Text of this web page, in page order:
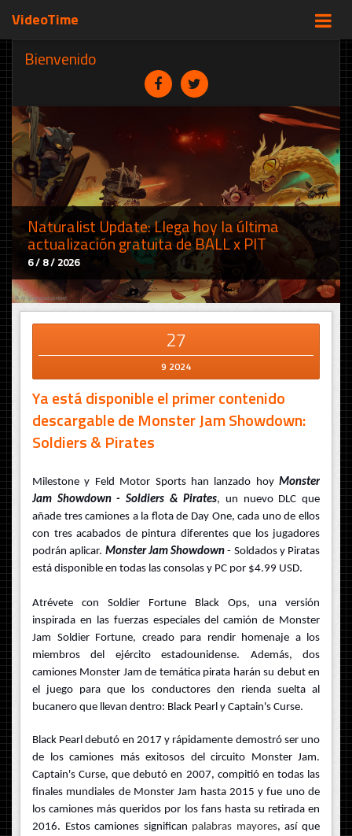
VideoTime
Bienvenido
Naturalist Update: Llega hoy la última
actualización gratuita de BALL x PIT
6 / 8 / 2026
27
9 2024
Ya está disponible el primer contenido
descargable de Monster Jam Showdown:
Soldiers & Pirates
Milestone y Feld Motor Sports han lanzado hoy Monster
Jam Showdown - Soldiers & Pirates, un nuevo DLC que
añade tres camiones a la flota de Day One, cada uno de ellos
con tres acabados de pintura diferentes que los jugadores
podrán aplicar. Monster Jam Showdown - Soldados y Piratas
está disponible en todas las consolas y PC por $4.99 USD.
Atrévete con Soldier Fortune Black Ops, una versión
inspirada en las fuerzas especiales del camión de Monster
Jam Soldier Fortune, creado para rendir homenaje a los
miembros del ejército estadounidense. Además, dos
camiones Monster Jam de temática pirata harán su debut en
el juego para que los conductores den rienda suelta al
bucanero que llevan dentro: Black Pearl y Captain's Curse.
Black Pearl debutó en 2017 y rápidamente demostró ser uno
de los camiones más exitosos del circuito Monster Jam.
Captain's Curse, que debutó en 2007, compitió en todas las
finales mundiales de Monster Jam hasta 2015 y fue uno de
los camiones más queridos por los fans hasta su retirada en
2016. Estos camiones significan palabras mayores, así que